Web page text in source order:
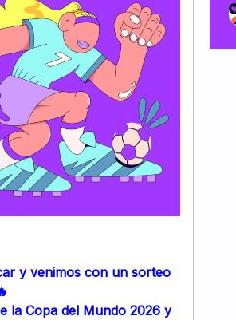
y venimos con un sorteo
la Copa del Mundo 2026 y